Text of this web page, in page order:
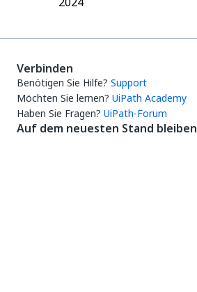
Verbinden
Benötigen Sie Hilfe? Support
Möchten Sie lernen? UiPath Academy
Haben Sie Fragen? UiPath-Forum
Auf dem neuesten Stand bleiben